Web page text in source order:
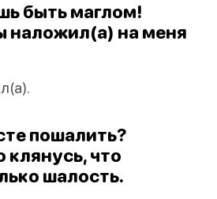
быть маглом!
наложил(а) на меня
пошалить?
клянусь, что
шалость.